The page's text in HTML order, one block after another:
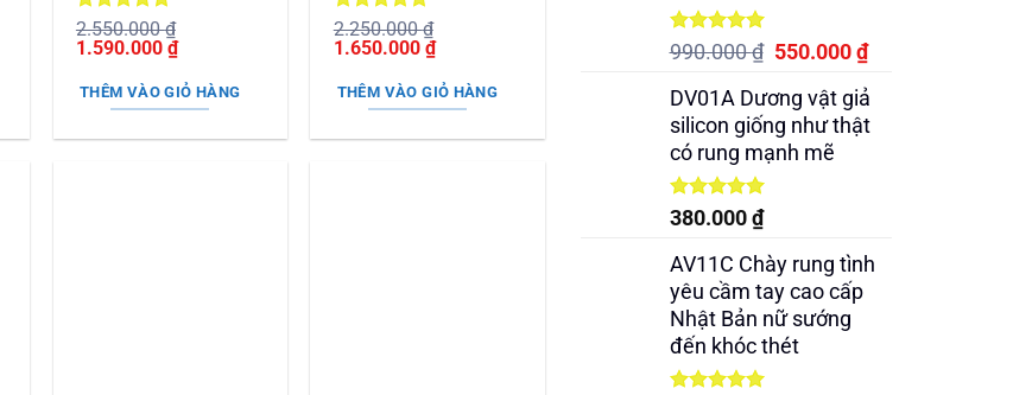
Được xếp
hạng55
2.550.000₫
Giá
là:
2.550.000 ₫.
1.590.000 ₫Giá
hiện
tại
là:
THÊM VÀO GIỎ HÀNG
Được xếp
hạng55
2.250.000₫
Giá
là:
2.250.000 ₫.
1.650.000 ₫Giá
hiện
tại
là:
THÊM VÀO GIỎ HÀNG
Được xếp
990.000₫ Giá
là:
990.000 ₫.
550.000₫Giá
tại
là:
DV01A Dương vật giả
silicon giống như thật
có rung mạnh mẽ
Được xếp
380.000₫
AV11C Chày rung tình
yêu cầm tay cao cấp
Nhật Bản nữ sướng
đến khóc thét